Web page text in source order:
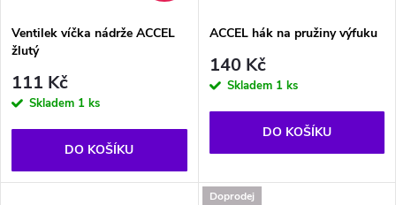
p
r
o
d
s
p
r
Ventilek víčka nádrže ACCEL
žlutý
111 Kč
Skladem 1 ks
DO KOŠÍKU
ACCEL hák na pružiny výfuku
140 Kč
Skladem 1 ks
DO KOŠÍKU
Doprodej